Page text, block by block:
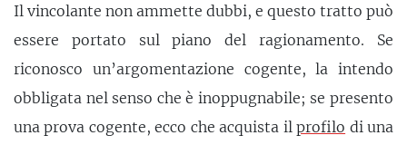
Il vincolante non ammette dubbi, e questo tratto può
essere portato sul piano del ragionamento. Se
riconosco un’argomentazione cogente, la intendo
obbligata nel senso che è inoppugnabile; se presento
una prova cogente, ecco che acquista ilprofilo di una